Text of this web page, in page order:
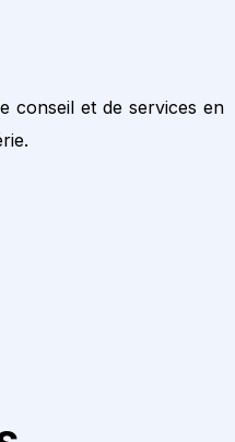
conseil et de services en